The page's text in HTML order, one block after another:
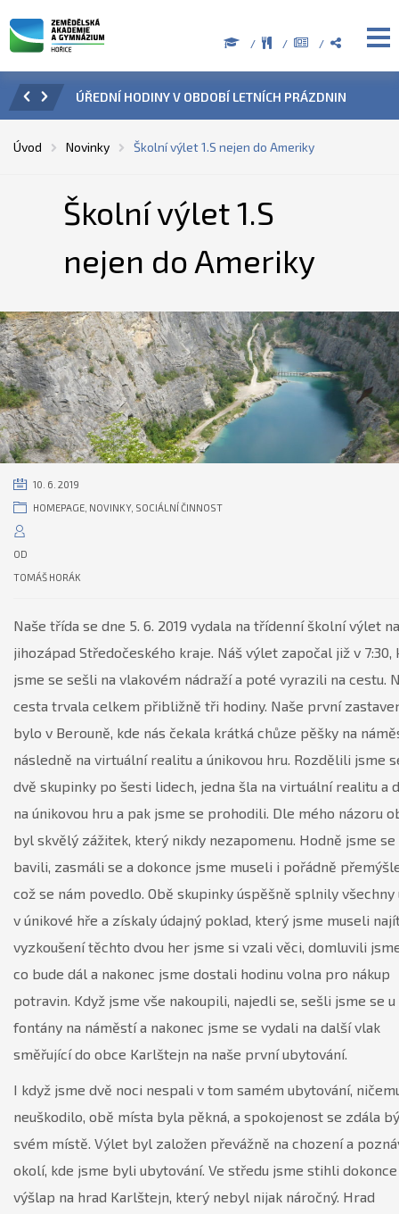
ÚŘEDNÍ HODINY V OBDOBÍ LETNÍCH PRÁZDNIN
Úvod Novinky Školní výlet 1.S nejen do Ameriky
Školní výlet 1.S
nejen do Ameriky
10. 6. 2019
HOMEPAGE NOVINKY, SOCIÁLNÍ ČINNOST
OD
TOMÁŠ HORÁK
Naše třída se dne 5. 6. 2019 vydala na třídenní školní výlet na
jihozápad Středočeského kraje. Náš výlet započal již v 7:30,
jsme se sešli na vlakovém nádraží a poté vyrazili na cestu.
cesta trvala celkem přibližně tři hodiny. Naše první
bylo v Berouně, kde nás čekala krátká chůze pěšky na
následně na virtuální realitu a únikovou hru. Rozdělili jsme
dvě skupinky po šesti lidech, jedna šla na virtuální realitu a
na únikovou hru a pak jsme se prohodili. Dle mého názoru
byl skvělý zážitek, který nikdy nezapomenu. Hodně jsme se
bavili, zasmáli se a dokonce jsme museli i pořádně
což se nám povedlo. Obě skupinky úspěšně splnily všechny
v únikové hře a získaly údajný poklad, který jsme museli
vyzkoušení těchto dvou her jsme si vzali věci, domluvili
co bude dál a nakonec jsme dostali hodinu volna pro nákup
potravin. Když jsme vše nakoupili, najedli se, sešli jsme se u
fontány na náměstí a nakonec jsme se vydali na další vlak
směřující do obce Karlštejn na naše první ubytování.
I když jsme dvě noci nespali v tom samém ubytování,
neuškodilo, obě místa byla pěkná, a spokojenost se zdála
svém místě. Výlet byl založen převážně na chození a
okolí, kde jsme byli ubytování. Ve středu jsme stihli
výšlap na hrad Karlštejn, který nebyl nijak náročný. Hrad